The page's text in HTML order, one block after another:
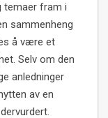
temaer fram i
sammenheng
å være et
Selv om den
anledninger
av en